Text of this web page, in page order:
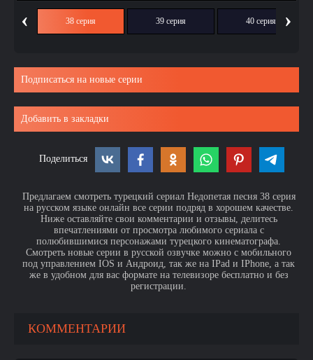
‹ 38 серия 39 серия 40 серия ›
Подписаться на новые серии
Добавить в закладки
Поделиться
Предлагаем смотреть турецкий сериал Недопетая песня 38 серия
на русском языке онлайн все серии подряд в хорошем качестве.
Ниже оставляйте свои комментарии и отзывы, делитесь
впечатлениями от просмотра любимого сериала с
полюбившимися персонажами турецкого кинематографа.
Смотреть новые серии в русской озвучке можно с мобильного
под управлением IOS и Андроид, так же на IPad и IPhone, а так
же в удобном для вас формате на телевизоре бесплатно и без
регистрации.
КОММЕНТАРИИ